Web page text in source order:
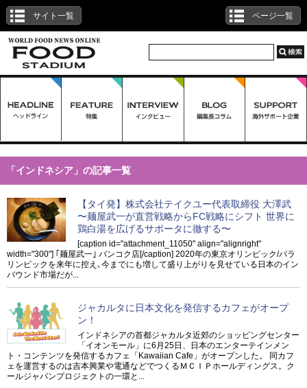
サイト一覧 ページ一覧
「インドネシア」の記事一覧
【タイ発】株式会社テイクユー代表取締役 大澤武
〜麺屋武一が直営戦略からFC戦略にシフト 世界に
鶏白湯を広げるサポータに徹する〜
[caption id="attachment_11050" align="alignright"
width="300"] ｢麺屋武一｣ バンコク店[/caption] 2020年の東京オリンピック/パラ
リンピックを来年に控え､今までにも増して盛り上がりを見せている日本のイン
バウンド市場だが...
ジャカルタに日本文化を発信するカフェがオープ
ン！
インドネシアの首都ジャカルタ近郊のショッピングセンター
「イオンモール」に6月25日、日本のエンターテインメン
ト・コンテンツを発信するカフェ「Kawaiian Cafe」がオープンした。 同カフ
ェを運営するのは吉本興業や電通などでつくるＭＣＩＰホールディングス。ク
ールジャパンプロジェクトの一環と...